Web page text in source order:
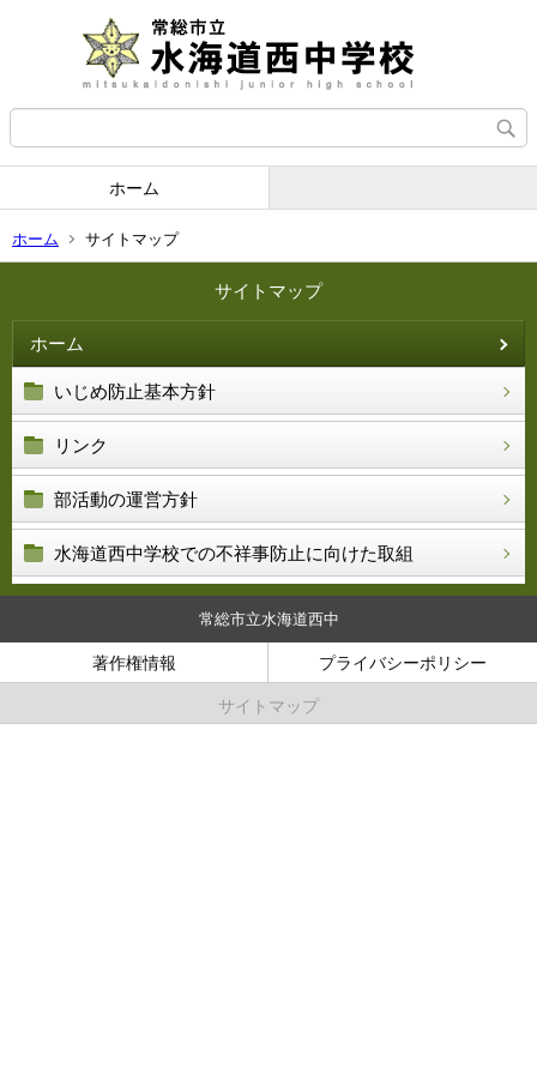
ホーム
ホーム サイトマップ
サイトマップ
ホーム
いじめ防止基本方針
リンク
部活動の運営方針
水海道西中学校での不祥事防止に向けた取組
常総市立水海道西中
著作権情報 プライバシーポリシー
サイトマップ